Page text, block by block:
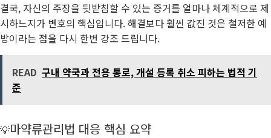
결국, 자신의 주장을 뒷받침할 수 있는 증거를 얼마나 체계적으로 제
시하느지가 변호의 핵심입니다. 해결보다 훨씬 값진 것은 철저한 예
방이라는 점을 다시 한번 강조 드립니다.
READ 구내 약국과 전용 통로, 개설 등록 취소 피하는 법적 기
준
💡마약류관리법 대응 핵심 요약